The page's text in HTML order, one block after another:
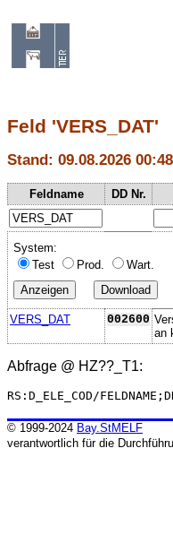
Feld 'VERS_DAT'
Stand: 09.08.2026
Feldname DD Nr.
System:
Test
Prod. Wart.
VERS_DAT 002600
an
Abfrage @ HZ??_T1:
RS:D_ELE_COD/
© 1999-2024 Bay.StMELF
verantwortlich für die